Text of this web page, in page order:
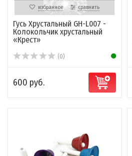
избранное сравнить
Гусь Хрустальный GH-L007 -
Колокольчик хрустальный
«Крест»
(0)
600 руб.